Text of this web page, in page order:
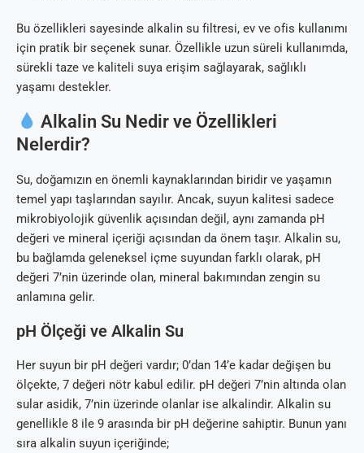
Bu özellikleri sayesinde alkalin su filtresi, ev ve ofis kullanımı
için pratik bir seçenek sunar. Özellikle uzun süreli kullanımda,
sürekli taze ve kaliteli suya erişim sağlayarak, sağlıklı
yaşamı destekler.
Alkalin Su Nedir ve Özellikleri
Nelerdir?
Su, doğamızın en önemli kaynaklarından biridir ve yaşamın
temel yapı taşlarından sayılır. Ancak, suyun kalitesi sadece
mikrobiyolojik güvenlik açısından değil, aynı zamanda pH
değeri ve mineral içeriği açısından da önem taşır. Alkalin su,
bu bağlamda geleneksel içme suyundan farklı olarak, pH
değeri 7’nin üzerinde olan, mineral bakımından zengin su
anlamına gelir.
pH Ölçeği ve Alkalin Su
Her suyun bir pH değeri vardır; 0’dan 14’e kadar değişen bu
ölçekte, 7 değeri nötr kabul edilir. pH değeri 7’nin altında olan
sular asidik, 7’nin üzerinde olanlar ise alkalindir. Alkalin su
genellikle 8 ile 9 arasında bir pH değerine sahiptir. Bunun yanı
sıra alkalin suyun içeriğinde;